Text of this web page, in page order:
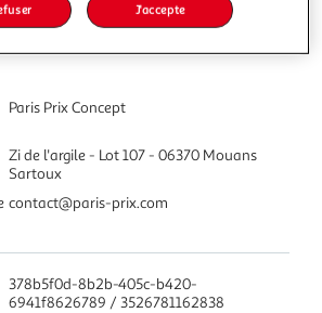
Paris Prix Concept
Zi de l'argile - Lot 107 - 06370 Mouans
Sartoux
contact@paris-prix.com
378b5f0d-8b2b-405c-b420-
6941f8626789 / 3526781162838
J'accepte